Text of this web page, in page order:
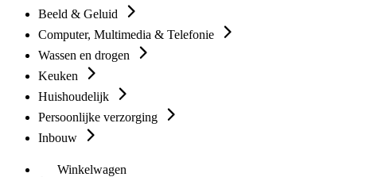
Beeld & Geluid
Computer, Multimedia & Telefonie
Wassen en drogen
Keuken
Huishoudelijk
Persoonlijke verzorging
Inbouw
Winkelwagen